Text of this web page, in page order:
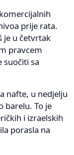
prije rata.
je u četvrtak
pravcem
suočiti sa
nafte, u nedjelju
barelu. To je
i izraelskih
porasla na